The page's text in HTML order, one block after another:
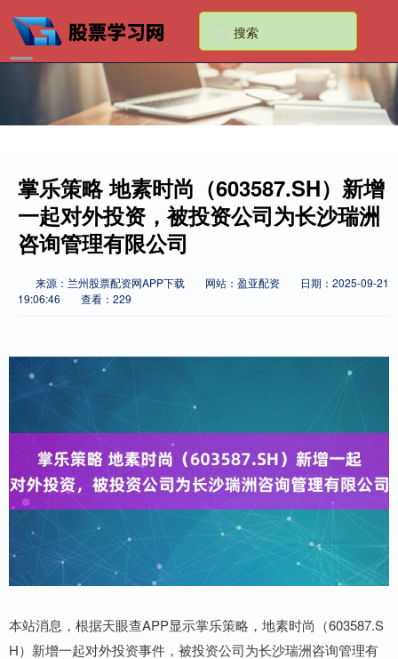
掌乐策略 地素时尚（603587.SH）新增
一起对外投资，被投资公司为长沙瑞洲
咨询管理有限公司
来源：兰州股票配资网APP下载 网站：盈亚配资
日期：2025-09-21
19:06:46
查看：229
本站消息，根据天眼查APP显示掌乐策略，地素时尚（603587.S
H）新增一起对外投资事件，被投资公司为长沙瑞洲咨询管理有